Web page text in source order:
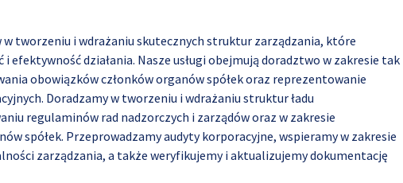
w tworzeniu i wdrażaniu skutecznych struktur zarządzania, które
efektywność działania. Nasze usługi obejmują doradztwo w zakresie tak
obowiązków członków organów spółek oraz reprezentowanie
Doradzamy w tworzeniu i wdrażaniu struktur ładu
regulaminów rad nadzorczych i zarządów oraz w zakresie
spółek. Przeprowadzamy audyty korporacyjne, wspieramy w zakresie
zarządzania, a także weryfikujemy i aktualizujemy dokumentację